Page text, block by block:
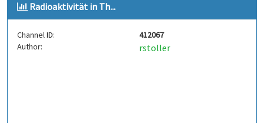
Radioaktivität in Th...
Channel ID:
412067
Author:
rstoller